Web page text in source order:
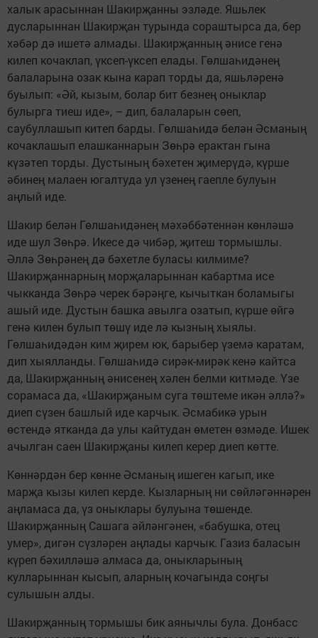
халык арасыннан Шакирҗанны эзләде. Яшьлек
дусларыннан Шакирҗан турында сораштырса да, бер
хәбәр дә ишетә алмады. Шакирҗанның әнисе генә
килеп кочаклап, үксеп-үксеп елады. Гөлшаһидәнең
балаларына озак кына карап торды да, яшьләренә
буылып: «Әй, кызым, болар бит безнең оныклар
булырга тиеш иде», – дип, балаларын сөеп,
саубуллашып китеп барды. Гөлшаһидә белән Әсманың
кочаклашып елашканнарын Зөһрә ерактан гына
күзәтеп торды. Дустының бәхетен җимерүдә, күрше
әбинең малаен югалтуда ул үзенең гаепле булуын
аңлый иде.
Шакир белән Гөлшаһидәнең мәхәббәтеннән көнләшә
иде шул Зөһрә. Икесе дә чибәр, җитеш тормышлы.
Әллә Зөһрәнең дә бәхетле буласы килмиме?
Шакирҗаннарның морҗаларыннан кабартма исе
чыкканда Зөһрә черек бәрәңге, кычыткан боламыгы
ашый иде. Дустын башка авылга озатып, күрше өйгә
генә килен булып төшү иде лә кызның хыялы.
Гөлшаһидәдән ким җирем юк, барыбер үземә каратам,
дип хыялланды. Гөлшаһидә сирәк-мирәк кенә кайтса
да, Шакирҗанның әнисенең хәлен белми китмәде. Үзе
сорамаса да, «Шакирҗаным суга төштеме икән әллә?»
диеп сүзен башлый иде карчык. Әсмабикә урын
өстендә ятканда да улы кайтудан өметен өзмәде. Ишек
ачылган саен Шакирҗаны килеп керер диеп көтте.
Көннәрдән бер көнне Әсманың ишеген кагып, ике
марҗа кызы килеп керде. Кызларның ни сөйләгәннәрен
аңламаса да, үз оныклары булуына төшенде.
Шакирҗанның Сашага әйләнгәнен, «бабушка, отец
умер», дигән сүзләрен аңлады карчык. Газиз баласын
күреп бәхилләшә алмаса да, оныкларының
кулларыннан кысып, аларның кочагында соңгы
сулышын алды.
Шакирҗанның тормышы бик аянычлы була. Донбасс